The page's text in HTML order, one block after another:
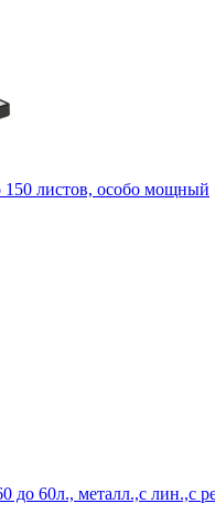
листов, особо мощный
60л., металл.,с лин.,с